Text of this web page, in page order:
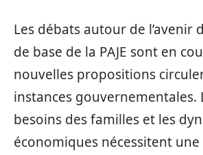
Les débats autour de l’avenir
de base de la PAJE sont en
nouvelles propositions
instances gouvernementales.
besoins des familles et les
économiques nécessitent